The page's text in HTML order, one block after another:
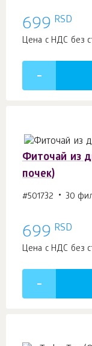
699 RSD
Цена с НДС без
Фиточай из
почек)
#501732 30
699 RSD
Цена с НДС без